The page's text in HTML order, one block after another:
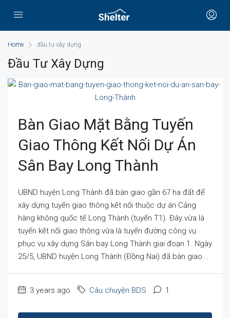
Home đầu tư xây dựng
Đầu Tư Xây Dựng
Bàn Giao Mặt Bằng Tuyến
Giao Thông Kết Nối Dự Án
Sân Bay Long Thành
UBND huyện Long Thành đã bàn giao gần 67 ha đất để
xây dựng tuyến giao thông kết nối thuộc dự án Cảng
hàng không quốc tế Long Thành (tuyến T1). Đây vừa là
tuyến kết nối giao thông vừa là tuyến đường công vụ
phục vụ xây dựng Sân bay Long Thành giai đoạn 1. Ngày
25/5, UBND huyện Long Thành (Đồng Nai) đã bàn giao...
3 years ago Câu chuyện BDS 1